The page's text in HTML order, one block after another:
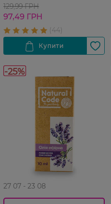
129,99 ГРН
97,49 ГРН
-25%
27 07 - 23 08